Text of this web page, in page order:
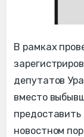
В рамках
депутатов
вместо
новостном